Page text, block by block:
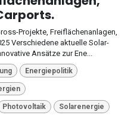
Projekte, Freiflächenanlagen,
Verschiedene aktuelle Solar-
Ansätze zur Ene...
Energiepolitik
Photovoltaik Solarenergie